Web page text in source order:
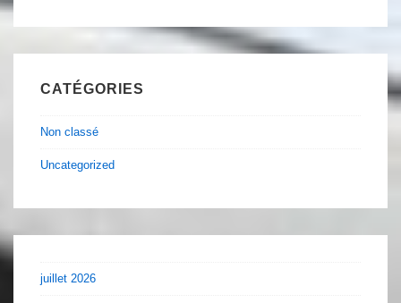
CATÉGORIES
Non classé
Uncategorized
juillet 2026